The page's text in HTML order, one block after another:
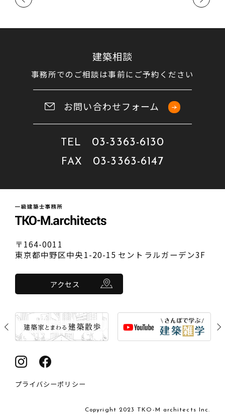
建築相談
事務所でのご相談は事前にご予約ください
お問い合わせフォーム
TEL 03-3363-6130
FAX 03-3363-6147
〒164-0011
東京都中野区中央1-20-15 セントラルガーデン3F
アクセス
プライバシーポリシー
Copyright 2023 TKO-M architects Inc.